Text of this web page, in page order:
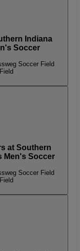
Indiana
Soccer
Soccer Field
at Southern
Men's Soccer
Soccer Field